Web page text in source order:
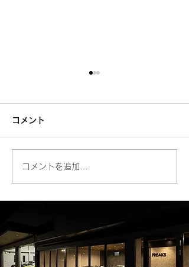
納車NEWS！
コメント
コメントを追加…